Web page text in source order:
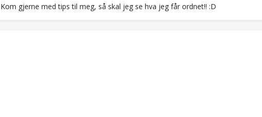
Kom gjerne med tips til meg, så skal jeg se hva jeg får ordnet!! :D